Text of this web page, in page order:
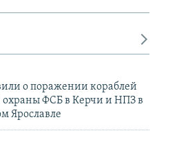
о поражении кораблей
охраны ФСБ в Керчи и НПЗ в
Ярославле